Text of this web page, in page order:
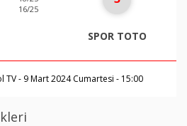
16/25
SPOR TOTO
TV - 9 Mart 2024 Cumartesi - 15:00